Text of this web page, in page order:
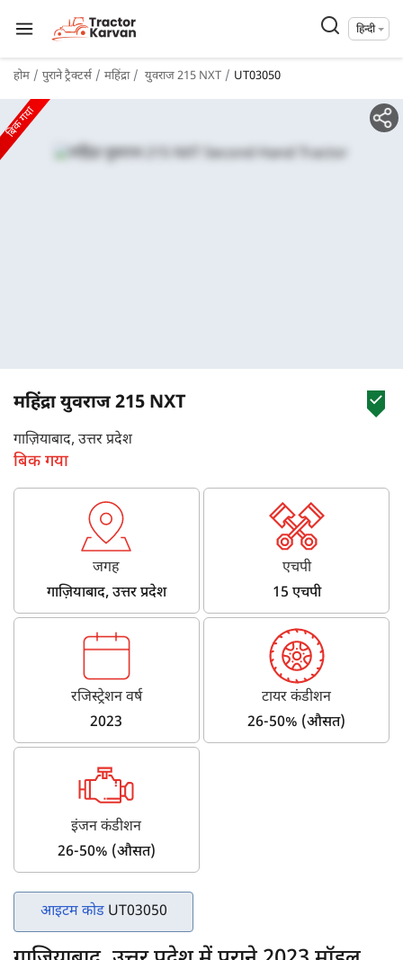
हिन्दी
होम पुराने ट्रैक्टर्स महिंद्रा युवराज 215 NXT UT03050
बिक गया
महिंद्रा युवराज 215 NXT
गाज़ियाबाद, उत्तर प्रदेश
बिक गया
जगह
गाज़ियाबाद, उत्तर प्रदेश
एचपी
15 एचपी
रजिस्ट्रेशन वर्ष
2023
टायर कंडीशन
26-50% (औसत)
इंजन कंडीशन
26-50% (औसत)
आइटम कोड UT03050